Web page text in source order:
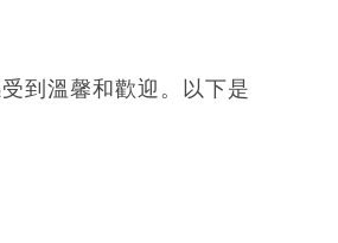
到溫馨和歡迎。以下是